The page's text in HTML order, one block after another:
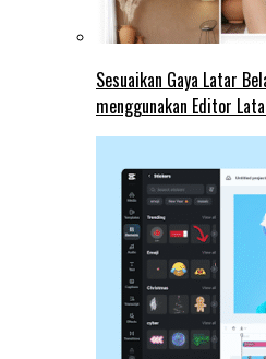
Sesuaikan Gaya Latar
menggunakan Editor